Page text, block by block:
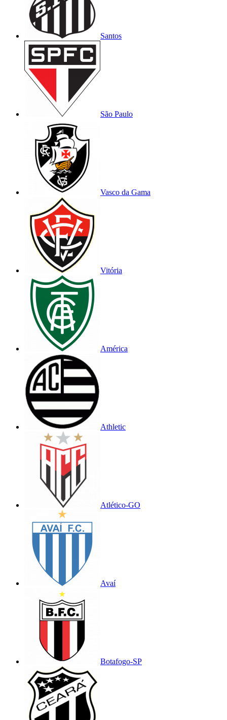
Santos
São Paulo
Vasco da Gama
Vitória
América
Athletic
Atlético-GO
Avaí
Botafogo-SP